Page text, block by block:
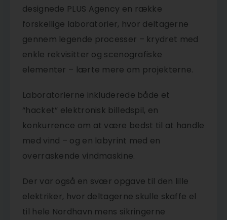
designede PLUS Agency en række
forskellige laboratorier, hvor deltagerne
gennem legende processer – krydret med
enkle rekvisitter og scenografiske
elementer – lærte mere om projekterne.
Laboratorierne inkluderede både et
“hacket” elektronisk billedspil, en
konkurrence om at være bedst til at handle
med vind – og en labyrint med en
overraskende vindmaskine.
Der var også en svær opgave til den lille
elektriker, hvor deltagerne skulle skaffe el
til hele Nordhavn mens sikringerne